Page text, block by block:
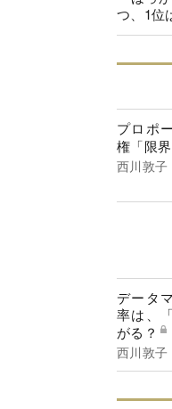
つ、1位
プロポ
権「限
西川敦子
データ
率は、
がる？
西川敦子